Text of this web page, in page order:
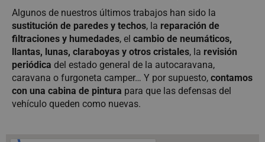
Algunos de nuestros últimos trabajos han sido la
sustitución de paredes y techos, la reparación de
filtraciones y humedades, el cambio de neumáticos,
llantas, lunas, claraboyas y otros cristales, la revisión
periódica del estado general de la autocaravana,
caravana o furgoneta camper… Y por supuesto, contamos
con una cabina de pintura para que las defensas del
vehículo queden como nuevas.